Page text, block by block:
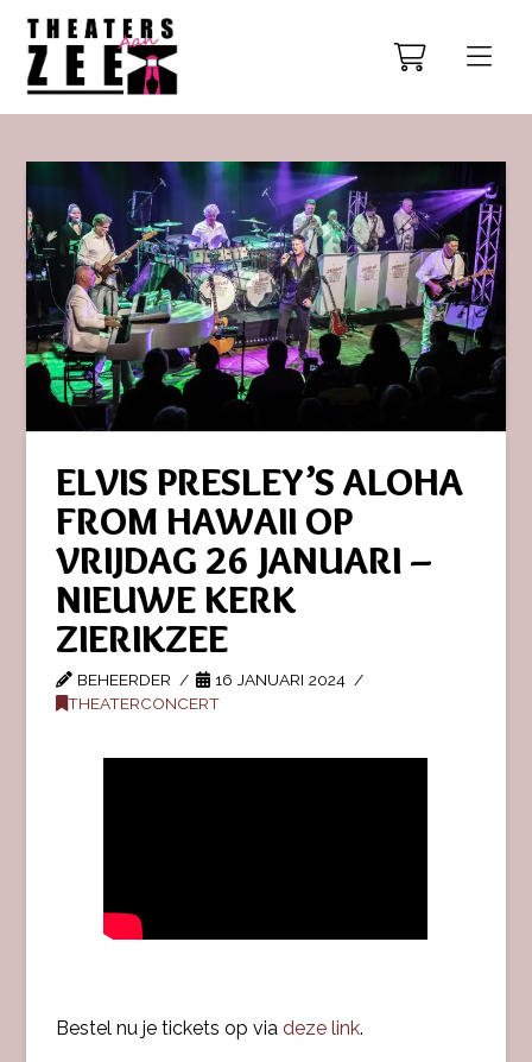
ELVIS PRESLEY’S ALOHA
FROM HAWAII OP
VRIJDAG 26 JANUARI –
NIEUWE KERK
ZIERIKZEE
BEHEERDER
16 JANUARI 2024
THEATERCONCERT
Bestel nu je tickets op viadeze link.